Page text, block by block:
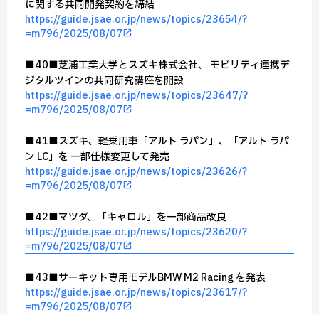
に関する共同開発契約を締結
https://guide.jsae.or.jp/news/topics/23654/?
=m796/2025/08/07
■40■芝浦工業大学とスズキ株式会社、 モビリティ連携デ
ジタルツインの共同研究講座を開設
https://guide.jsae.or.jp/news/topics/23647/?
=m796/2025/08/07
■41■スズキ、軽乗用車「アルト ラパン」、「アルト ラパ
ン LC」を 一部仕様変更して発売
https://guide.jsae.or.jp/news/topics/23626/?
=m796/2025/08/07
■42■マツダ、「キャロル」を一部商品改良
https://guide.jsae.or.jp/news/topics/23620/?
=m796/2025/08/07
■43■サーキット専用モデルBMW M2 Racing を発表
https://guide.jsae.or.jp/news/topics/23617/?
=m796/2025/08/07